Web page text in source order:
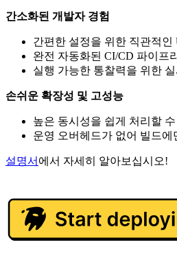
간소화된 개발자 경험
간편한 설정을 위한 직관적인
완전 자동화된 CI/CD 파이프
실행 가능한 통찰력을 위한
손쉬운 확장성 및 고성능
높은 동시성을 쉽게 처리할
운영 오버헤드가 없어 빌드에
설명서 에서 자세히 알아보십시오!